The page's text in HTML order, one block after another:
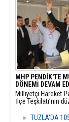
beğeni toplayan
ve Sosyal
geçti.
MHP PENDİK'TE
DÖNEMİ DEVAM
​Milliyetçi Hareket
İlçe Teşkilatı’nın
Kır, delegelerin
TUZLA'DA